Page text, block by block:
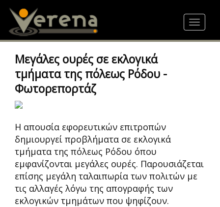
content
Toggle
Μεγάλες ουρές σε εκλογικά
τμήματα της πόλεως Ρόδου -
Φωτορεπορτάζ
Η απουσία εφορευτικών επιτροπών
δημιουργεί προβλήματα σε εκλογικά
τμήματα της πόλεως Ρόδου όπου
εμφανίζονται μεγάλες ουρές. Παρουσιάζεται
επίσης μεγάλη ταλαιπωρία των πολιτών με
τις αλλαγές λόγω της απογραφής των
εκλογικών τμημάτων που ψηφίζουν.